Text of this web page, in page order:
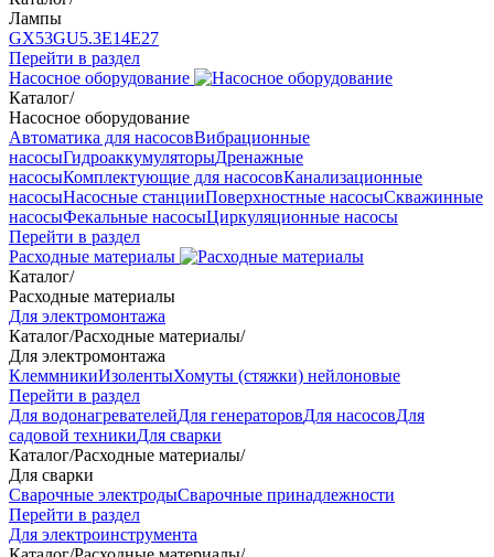
Лампы
GX53GU5.3Е14Е27
Перейти в раздел
Насосное оборудование
Каталог/
Насосное оборудование
Автоматика для насосовВибрационные
насосыГидроаккумуляторыДренажные
насосыКомплектующие для насосовКанализационные
насосыНасосные станцииПоверхностные насосыСкважинные
насосыФекальные насосыЦиркуляционные насосы
Перейти в раздел
Расходные материалы
Каталог/
Расходные материалы
Для электромонтажа
Каталог/Расходные материалы/
Для электромонтажа
КлеммникиИзолентыХомуты (стяжки) нейлоновые
Перейти в раздел
Для водонагревателейДля генераторовДля насосовДля
садовой техникиДля сварки
Каталог/Расходные материалы/
Для сварки
Сварочные электродыСварочные принадлежности
Перейти в раздел
Для электроинструмента